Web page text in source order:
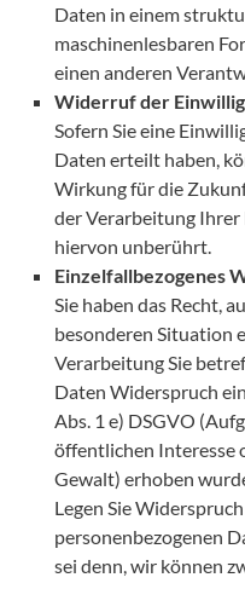
Daten in einem
maschinenlesbaren
einen anderen
Widerruf der
Sofern Sie eine
Daten erteilt haben,
Wirkung für die
der Verarbeitung
hiervon unberührt.
Einzelfallbezogenes
Sie haben das Recht,
besonderen Situation
Verarbeitung Sie
Daten Widerspruch
Abs. 1 e) DSGVO
öffentlichen Interesse
Gewalt) erhoben
Legen Sie
personenbezogenen
sei denn, wir können